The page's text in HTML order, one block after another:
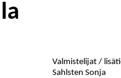
Valmistelijat /
Sahlsten Sonja